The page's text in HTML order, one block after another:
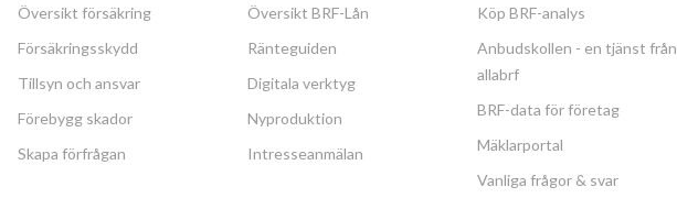
Översikt försäkring
Försäkringsskydd
Tillsyn och ansvar
Förebygg skador
Skapa förfrågan
Översikt BRF-Lån
Ränteguiden
Digitala verktyg
Nyproduktion
Intresseanmälan
Köp BRF-analys
Anbudskollen - en tjänst från
allabrf
BRF-data för företag
Mäklarportal
Vanliga frågor & svar